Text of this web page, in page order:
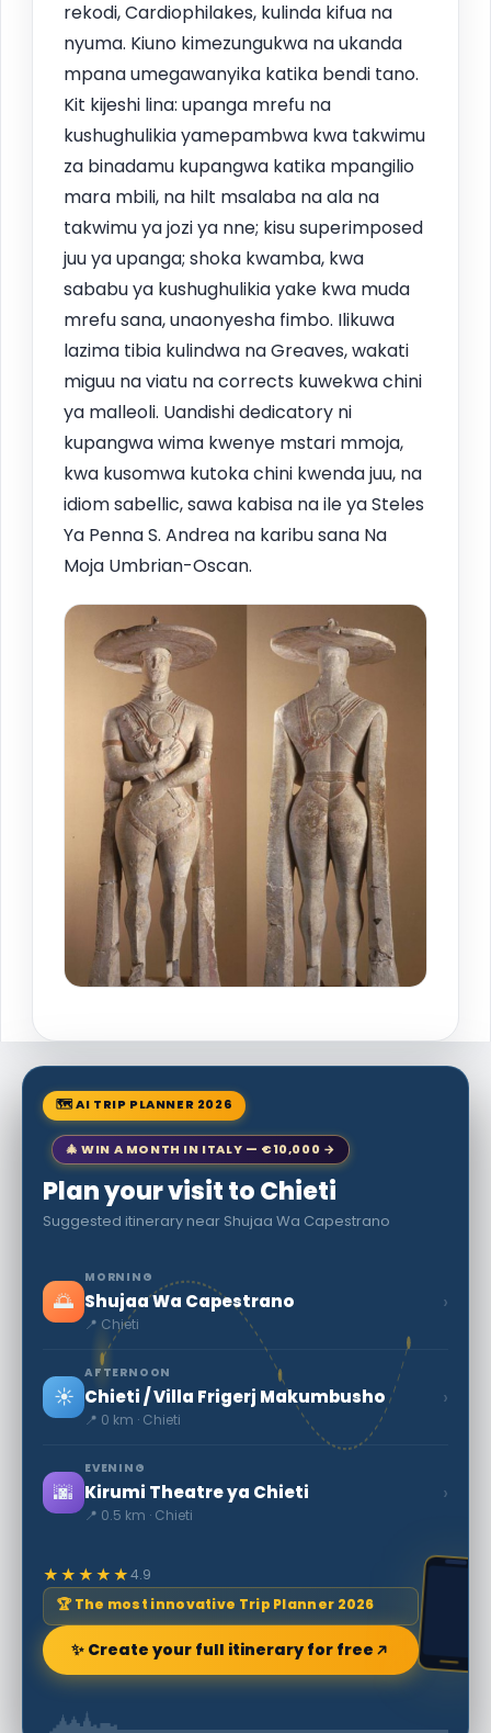
rekodi, Cardiophilakes, kulinda kifua na
nyuma. Kiuno kimezungukwa na ukanda
mpana umegawanyika katika bendi tano.
Kit kijeshi lina: upanga mrefu na
kushughulikia yamepambwa kwa takwimu
za binadamu kupangwa katika mpangilio
mara mbili, na hilt msalaba na ala na
takwimu ya jozi ya nne; kisu superimposed
juu ya upanga; shoka kwamba, kwa
sababu ya kushughulikia yake kwa muda
mrefu sana, unaonyesha fimbo. Ilikuwa
lazima tibia kulindwa na Greaves, wakati
miguu na viatu na corrects kuwekwa chini
ya malleoli. Uandishi dedicatory ni
kupangwa wima kwenye mstari mmoja,
kwa kusomwa kutoka chini kwenda juu, na
idiom sabellic, sawa kabisa na ile ya Steles
Ya Penna S. Andrea na karibu sana Na
Moja Umbrian-Oscan.
🗺 AI TRIP PLANNER 2026
🎄 WIN A MONTH IN ITALY — €10,000 →
Plan your visit to Chieti
Suggested itinerary near Shujaa Wa Capestrano
🌅
MORNING
Shujaa Wa Capestrano
📍 Chieti
›
☀️
AFTERNOON
Chieti / Villa Frigerj Makumbusho
📍 0 km · Chieti
›
🌆
EVENING
Kirumi Theatre ya Chieti
📍 0.5 km · Chieti
›
★★★★★4.9
🏆 The most innovative Trip Planner 2026
✨ Create your full itinerary for free